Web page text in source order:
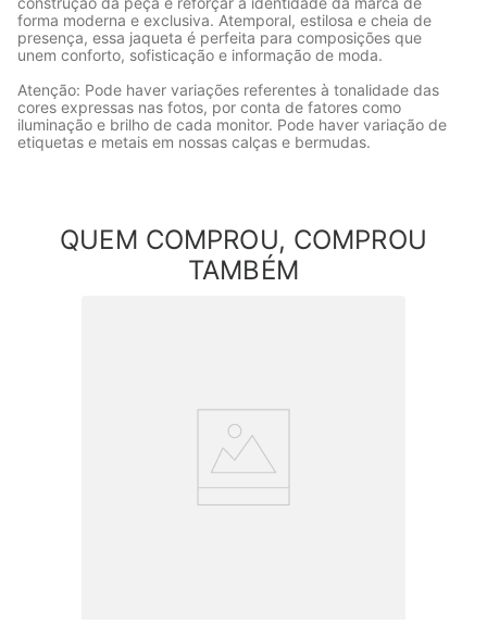
forma moderna e exclusiva. Atemporal, estilosa e cheia de
presença, essa jaqueta é perfeita para composições que
unem conforto, sofisticação e informação de moda.
Atenção: Pode haver variações referentes à tonalidade das
cores expressas nas fotos, por conta de fatores como
iluminação e brilho de cada monitor. Pode haver variação de
etiquetas e metais em nossas calças e bermudas.
QUEM COMPROU, COMPROU
TAMBÉM